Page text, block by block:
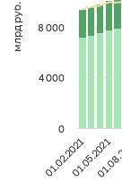
млрд руб.
01.02.202101.05.2021
0
4 000
8 000